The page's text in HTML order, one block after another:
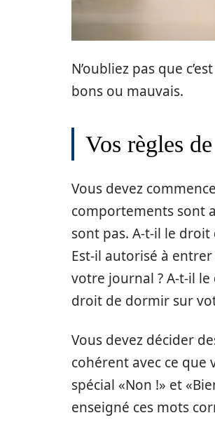
N’oubliez pas que
bons ou mauvais.
Vos règles
Vous devez
comportements sont
sont pas. A-t-il le
Est-il autorisé à
votre journal ? A-t-il
droit de dormir sur
Vous devez décider
cohérent avec ce que
spécial «Non !» et
enseigné ces mots